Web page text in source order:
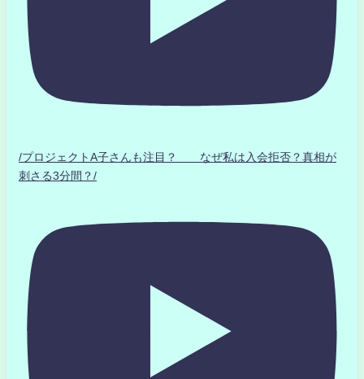
/プロジェクトA子さんも注目？ なぜ私は入会拒否？真相が
刺さる3分間？/